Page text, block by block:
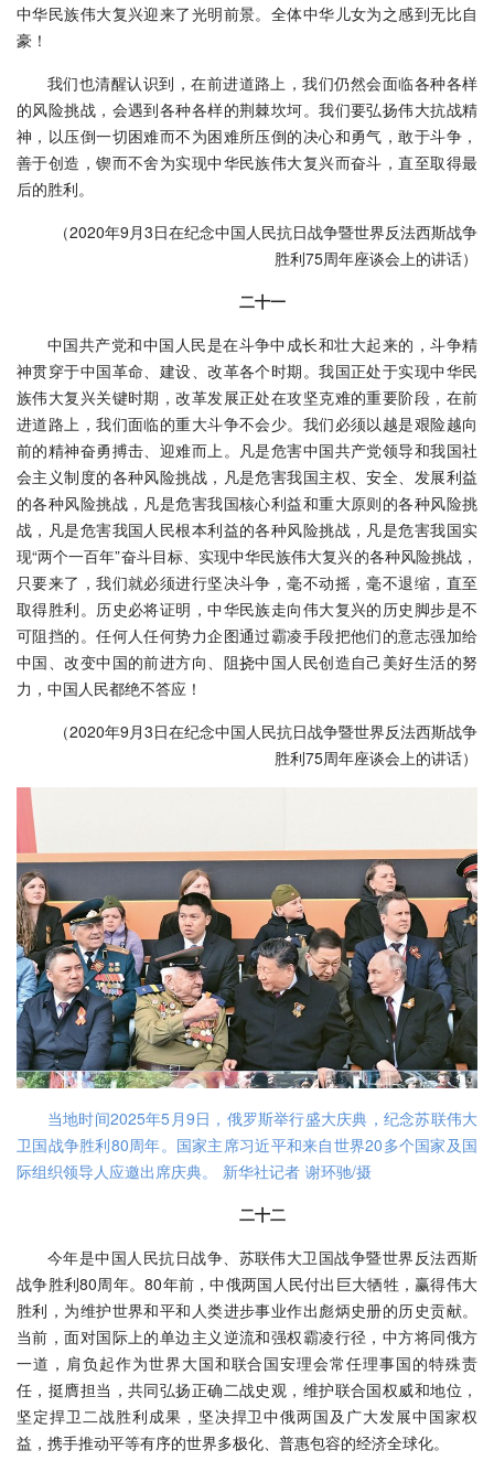
中华民族伟大复兴迎来了光明前景。全体中华儿女为之感到无比自
豪！
我们也清醒认识到，在前进道路上，我们仍然会面临各种各样
的风险挑战，会遇到各种各样的荆棘坎坷。我们要弘扬伟大抗战精
神，以压倒一切困难而不为困难所压倒的决心和勇气，敢于斗争，
善于创造，锲而不舍为实现中华民族伟大复兴而奋斗，直至取得最
后的胜利。
（2020年9月3日在纪念中国人民抗日战争暨世界反法西斯战争
胜利75周年座谈会上的讲话）
二十一
中国共产党和中国人民是在斗争中成长和壮大起来的，斗争精
神贯穿于中国革命、建设、改革各个时期。我国正处于实现中华民
族伟大复兴关键时期，改革发展正处在攻坚克难的重要阶段，在前
进道路上，我们面临的重大斗争不会少。我们必须以越是艰险越向
前的精神奋勇搏击、迎难而上。凡是危害中国共产党领导和我国社
会主义制度的各种风险挑战，凡是危害我国主权、安全、发展利益
的各种风险挑战，凡是危害我国核心利益和重大原则的各种风险挑
战，凡是危害我国人民根本利益的各种风险挑战，凡是危害我国实
现“两个一百年”奋斗目标、实现中华民族伟大复兴的各种风险挑战，
只要来了，我们就必须进行坚决斗争，毫不动摇，毫不退缩，直至
取得胜利。历史必将证明，中华民族走向伟大复兴的历史脚步是不
可阻挡的。任何人任何势力企图通过霸凌手段把他们的意志强加给
中国、改变中国的前进方向、阻挠中国人民创造自己美好生活的努
力，中国人民都绝不答应！
（2020年9月3日在纪念中国人民抗日战争暨世界反法西斯战争
胜利75周年座谈会上的讲话）
当地时间2025年5月9日，俄罗斯举行盛大庆典，纪念苏联伟大
卫国战争胜利80周年。国家主席习近平和来自世界20多个国家及国
际组织领导人应邀出席庆典。 新华社记者 谢环驰/摄
二十二
今年是中国人民抗日战争、苏联伟大卫国战争暨世界反法西斯
战争胜利80周年。80年前，中俄两国人民付出巨大牺牲，赢得伟大
胜利，为维护世界和平和人类进步事业作出彪炳史册的历史贡献。
当前，面对国际上的单边主义逆流和强权霸凌行径，中方将同俄方
一道，肩负起作为世界大国和联合国安理会常任理事国的特殊责
任，挺膺担当，共同弘扬正确二战史观，维护联合国权威和地位，
坚定捍卫二战胜利成果，坚决捍卫中俄两国及广大发展中国家权
益，携手推动平等有序的世界多极化、普惠包容的经济全球化。